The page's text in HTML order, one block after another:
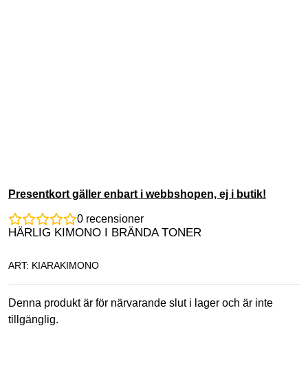
Presentkort gäller enbart i webbshopen, ej i butik!
0 recensioner
HÄRLIG KIMONO I BRÄNDA TONER
ART: KIARAKIMONO
Denna produkt är för närvarande slut i lager och är inte
tillgänglig.